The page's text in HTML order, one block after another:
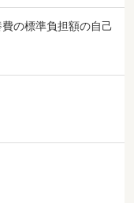
の標準負担額の自己